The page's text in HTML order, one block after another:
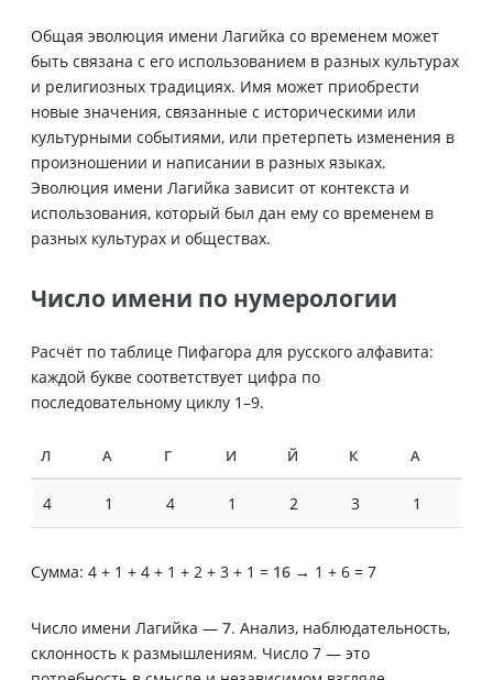
Общая эволюция имени Лагийка со временем может
быть связана с его использованием в разных культурах
и религиозных традициях. Имя может приобрести
новые значения, связанные с историческими или
культурными событиями, или претерпеть изменения в
произношении и написании в разных языках.
Эволюция имени Лагийка зависит от контекста и
использования, который был дан ему со временем в
разных культурах и обществах.
Число имени по нумерологии
Расчёт по таблице Пифагора для русского алфавита:
каждой букве соответствует цифра по
последовательному циклу 1–9.
Л А Г И Й К А
4 1 4 1 2 3 1
Сумма: 4 + 1 + 4 + 1 + 2 + 3 + 1 = 16 → 1 + 6 = 7
Число имени Лагийка — 7. Анализ, наблюдательность,
склонность к размышлениям. Число 7 — это